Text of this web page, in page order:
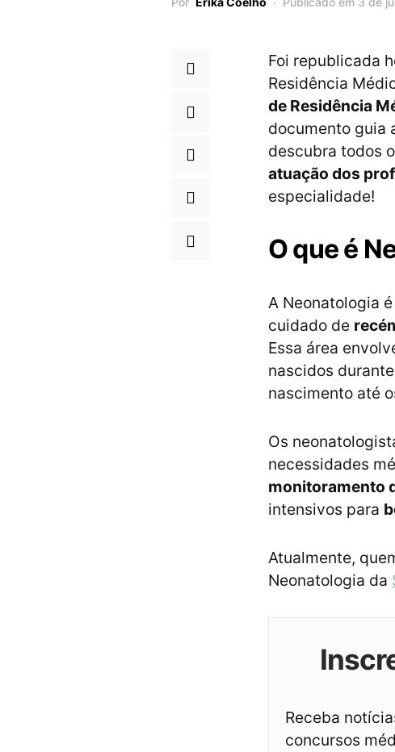
Foi republicada
Residência
de Residência
documento guia
descubra todos
atuação dos
especialidade!
O que é
A Neonatologia
cuidado de
Essa área
nascidos
nascimento até
Os
necessidades
monitoramento
intensivos para
Atualmente,
Neonatologia da
Receba
concursos